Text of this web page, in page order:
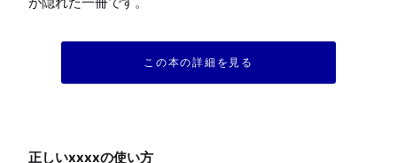
この本の詳細を見る